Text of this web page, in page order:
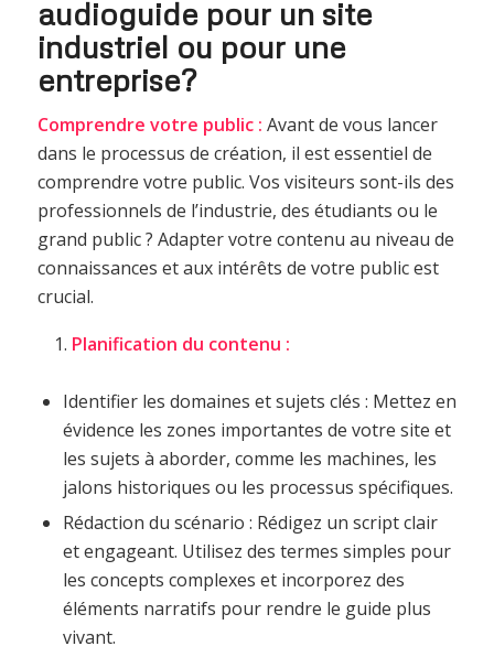
audioguide pour un site
industriel ou pour une
entreprise?
Comprendre votre public : Avant de vous lancer
dans le processus de création, il est essentiel de
comprendre votre public. Vos visiteurs sont-ils des
professionnels de l’industrie, des étudiants ou le
grand public ? Adapter votre contenu au niveau de
connaissances et aux intérêts de votre public est
crucial.
Planification du contenu :
Identifier les domaines et sujets clés : Mettez en
évidence les zones importantes de votre site et
les sujets à aborder, comme les machines, les
jalons historiques ou les processus spécifiques.
Rédaction du scénario : Rédigez un script clair
et engageant. Utilisez des termes simples pour
les concepts complexes et incorporez des
éléments narratifs pour rendre le guide plus
vivant.